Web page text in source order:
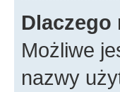
Dlaczego
Możliwe
nazwy